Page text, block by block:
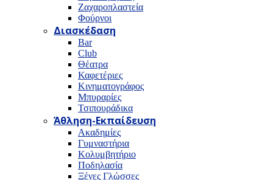
Ζαχαροπλαστεία
Φούρνοι
Διασκέδαση
Bar
Club
Θέατρα
Καφετέριες
Κινηματογράφος
Μπυραρίες
Τσιπουράδικα
Άθληση-Εκπαίδευση
Ακαδημίες
Γυμναστήρια
Κολυμβητήριο
Ποδηλασία
Ξένες Γλώσσες